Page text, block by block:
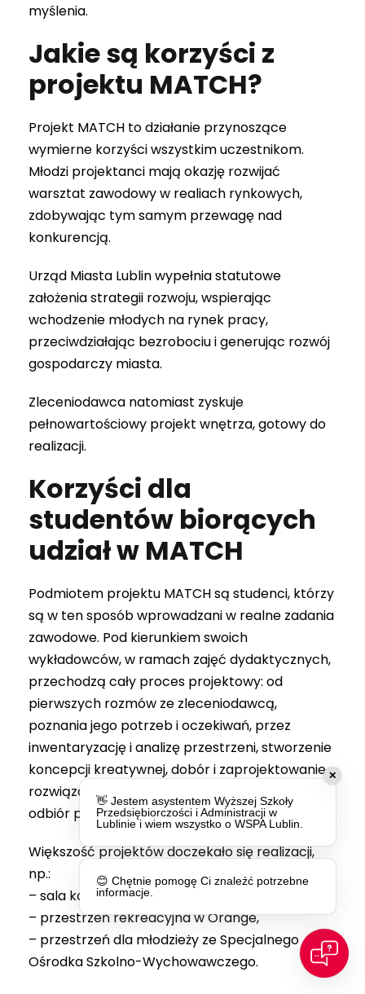
myślenia.
Jakie są korzyści z
projektu MATCH?
Projekt MATCH to działanie przynoszące
wymierne korzyści wszystkim uczestnikom.
Młodzi projektanci mają okazję rozwijać
warsztat zawodowy w realiach rynkowych,
zdobywając tym samym przewagę nad
konkurencją.
Urząd Miasta Lublin wypełnia statutowe
założenia strategii rozwoju, wspierając
wchodzenie młodych na rynek pracy,
przeciwdziałając bezrobociu i generując rozwój
gospodarczy miasta.
Zleceniodawca natomiast zyskuje
pełnowartościowy projekt wnętrza, gotowy do
realizacji.
Korzyści dla
studentów biorących
udział w MATCH
Podmiotem projektu MATCH są studenci, którzy
są w ten sposób wprowadzani w realne zadania
zawodowe. Pod kierunkiem swoich
wykładowców, w ramach zajęć dydaktycznych,
przechodzą cały proces projektowy: od
pierwszych rozmów ze zleceniodawcą,
poznania jego potrzeb i oczekiwań, przez
inwentaryzację i analizę przestrzeni, stworzenie
koncepcji kreatywnej, dobór i zaprojektowanie
rozwiązań technicznych, aż po prezentację i
odbiór projektu.
Większość projektów doczekało się realizacji,
np.:
– sala konferencyjna w Medisept,
– przestrzeń rekreacyjna w Orange,
– przestrzeń dla młodzieży ze Specjalnego
Ośrodka Szkolno-Wychowawczego.
✕
👋 Jestem asystentem Wyższej Szkoły
Przedsiębiorczości i Administracji w
Lublinie i wiem wszystko o WSPA Lublin.
😊 Chętnie pomogę Ci znaleźć potrzebne
informacje.